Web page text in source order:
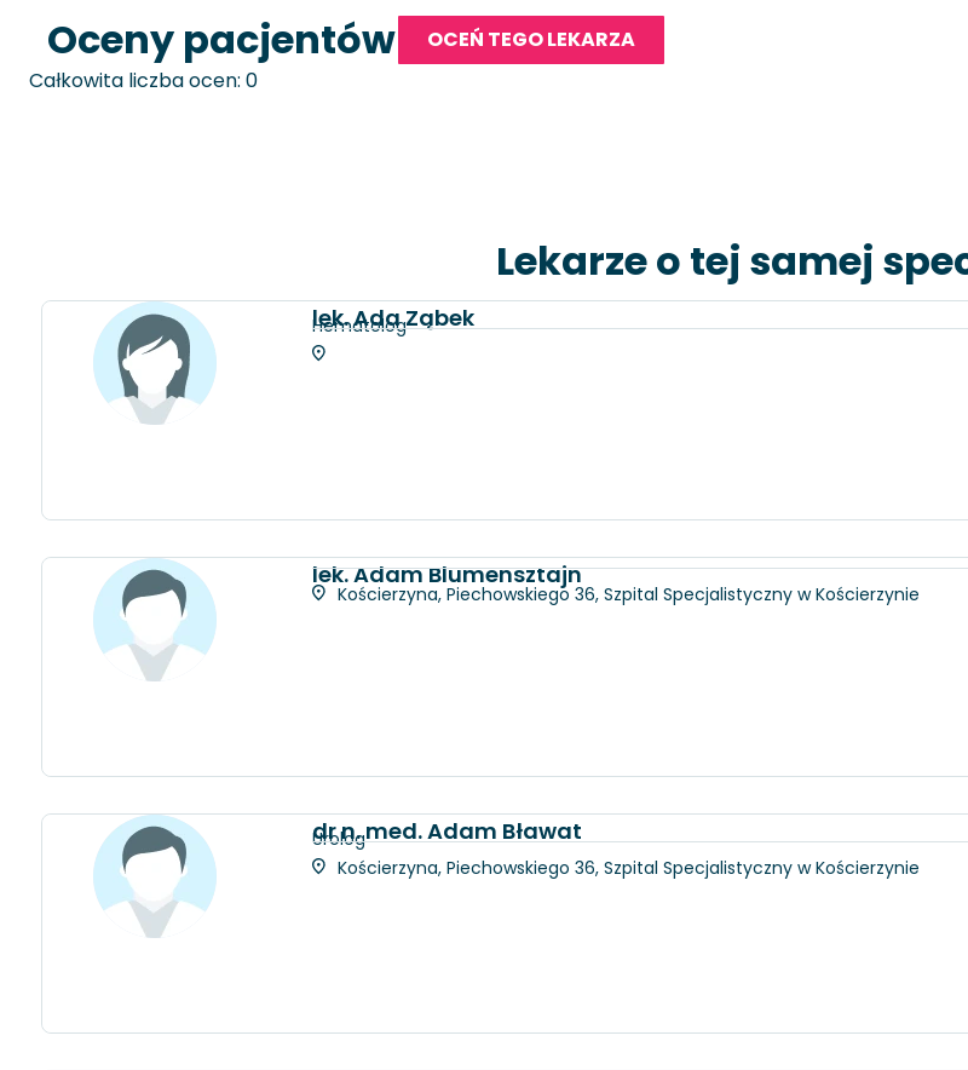
Oceny pacjentów
OCEŃ TEGO LEKARZA
Całkowita liczba ocen: 0
Lekarze o tej samej
lek. Ada Ząbek
Hematolog
lek. Adam Blumensztajn
Kościerzyna, Piechowskiego 36, Szpital Specjalistyczny w Kościerzynie
dr n. med. Adam Bławat
Urolog
Kościerzyna, Piechowskiego 36, Szpital Specjalistyczny w Kościerzynie